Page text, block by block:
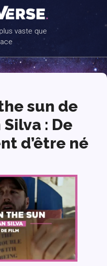
vaste que
sun de
: De
d’être né